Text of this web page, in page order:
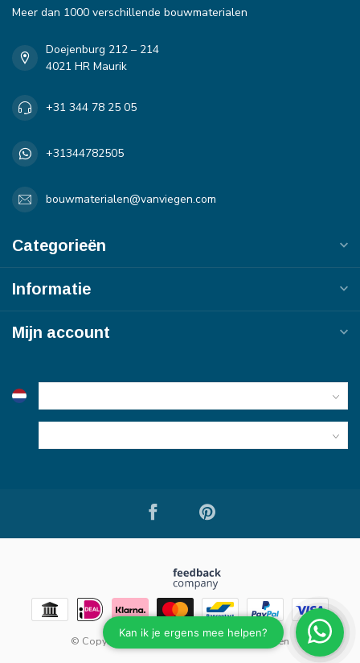
Meer dan 1000 verschillende bouwmaterialen
Doejenburg 212 – 214
4021 HR Maurik
+31 344 78 25 05
+31344782505
bouwmaterialen@vanviegen.com
Categorieën
Informatie
Mijn account
© Copyright 2026 Bouwmaterialen van Viegen